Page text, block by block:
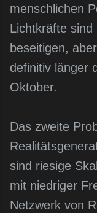
menschlichen
Lichtkräfte sind
beseitigen,
definitiv länger
Oktober.
Das zweite
sind riesige
mit niedriger
Netzwerk von